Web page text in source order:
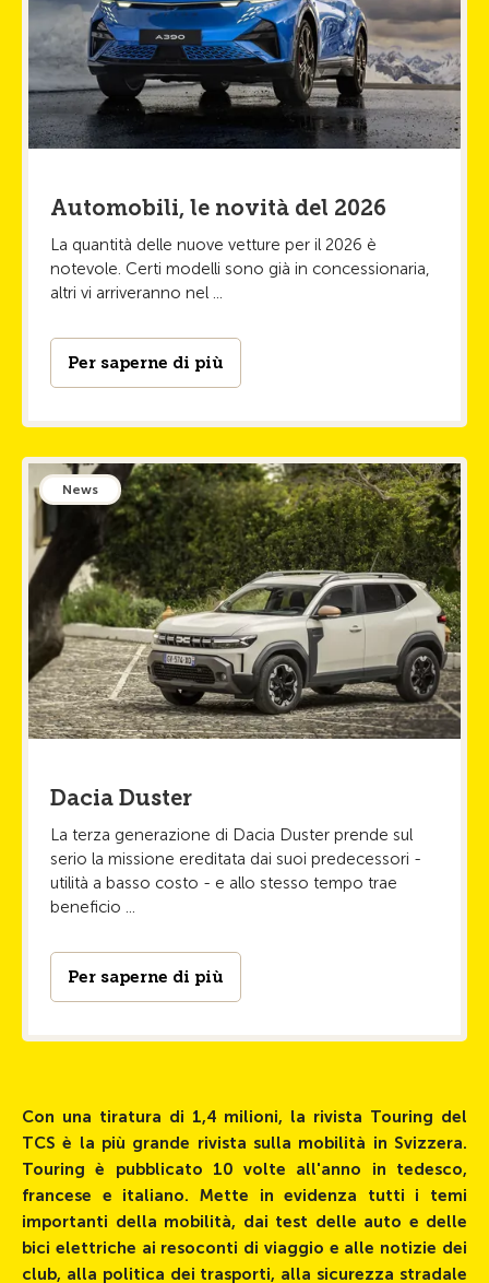
Automobili, le novità del 2026
La quantità delle nuove vetture per il 2026 è
notevole. Certi modelli sono già in concessionaria,
altri vi arriveranno nel ...
Per saperne di più
News
Dacia Duster
La terza generazione di Dacia Duster prende sul
serio la missione ereditata dai suoi predecessori -
utilità a basso costo - e allo stesso tempo trae
beneficio ...
Per saperne di più
Con una tiratura di 1,4 milioni, la rivista Touring del
TCS è la più grande rivista sulla mobilità in Svizzera.
Touring è pubblicato 10 volte all'anno in tedesco,
francese e italiano. Mette in evidenza tutti i temi
importanti della mobilità, dai test delle auto e delle
bici elettriche ai resoconti di viaggio e alle notizie dei
club, alla politica dei trasporti, alla sicurezza stradale